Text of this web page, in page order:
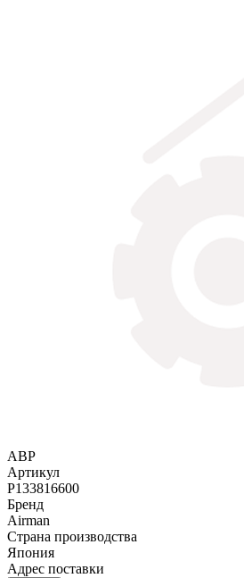
АВР
Артикул
P133816600
Бренд
Airman
Страна производства
Япония
Адрес поставки